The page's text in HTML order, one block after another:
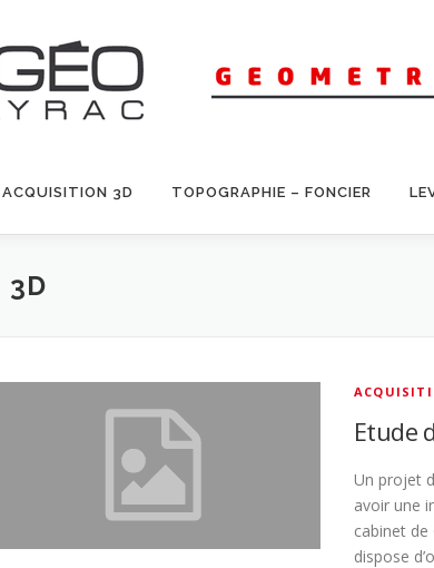
ACQUISITION 3D TOPOGRAPHIE – FONCIER
3D
Etude
Un projet
avoir une
cabinet de
dispose